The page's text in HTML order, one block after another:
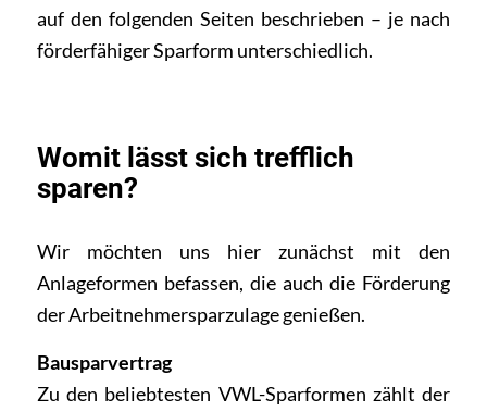
auf den folgenden Seiten beschrieben – je nach
förderfähiger Sparform unterschiedlich.
Womit lässt sich trefflich
sparen?
Wir möchten uns hier zunächst mit den
Anlageformen befassen, die auch die Förderung
der Arbeitnehmersparzulage genießen.
Bausparvertrag
Zu den beliebtesten VWL-Sparformen zählt der